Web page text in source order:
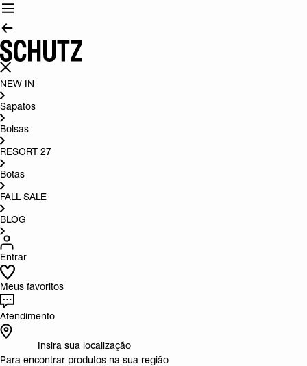
NEW IN
Sapatos
Bolsas
RESORT 27
Botas
FALL SALE
BLOG
Entrar
Meus favoritos
Atendimento
Insira sua localização
Para encontrar produtos na sua região